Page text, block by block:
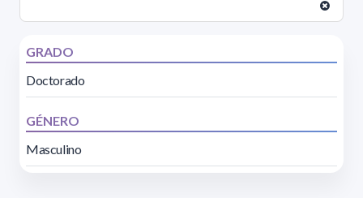
GRADO
Doctorado
GÉNERO
Masculino